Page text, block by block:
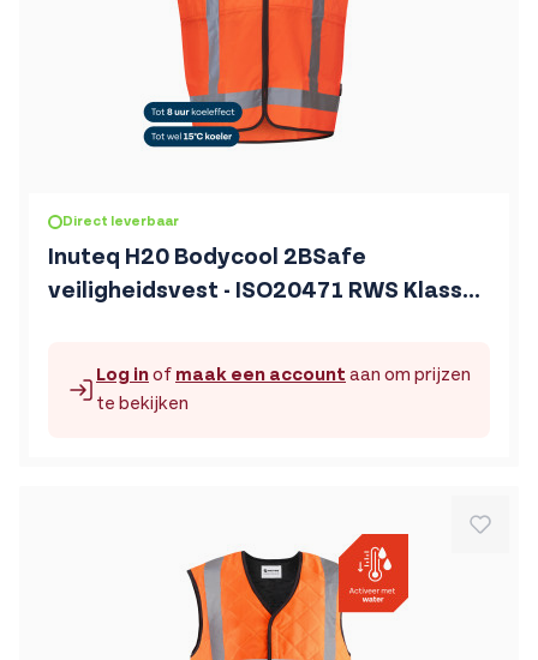
Direct leverbaar
Inuteq H20 Bodycool 2BSafe
veiligheidsvest - ISO20471 RWS Klasse
De prijs is afhankelijk van de gekozen opties op de
Log inof maak een account aan om prijzen
te bekijken